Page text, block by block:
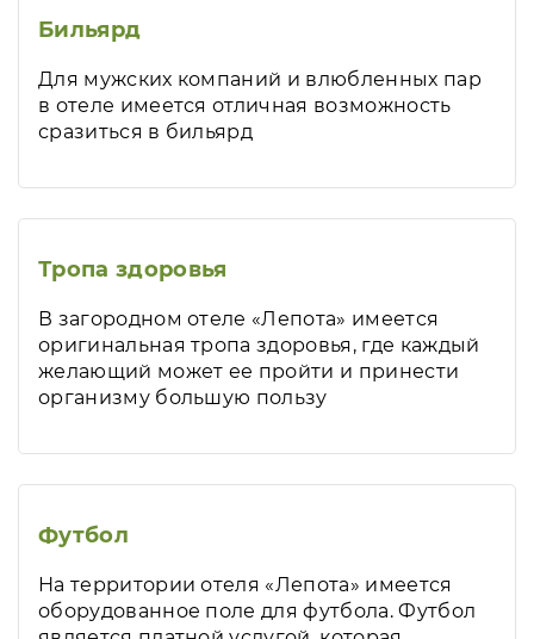
Бильярд
Для мужских компаний и влюбленных пар
в отеле имеется отличная возможность
сразиться в бильярд
Тропа здоровья
В загородном отеле «Лепота» имеется
оригинальная тропа здоровья, где каждый
желающий может ее пройти и принести
организму большую пользу
Футбол
На территории отеля «Лепота» имеется
оборудованное поле для футбола. Футбол